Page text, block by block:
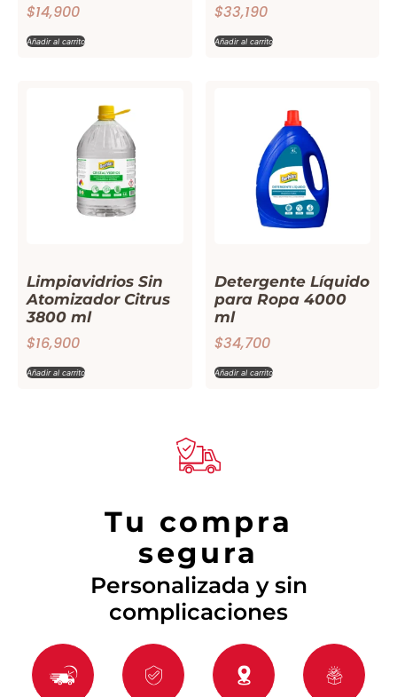
$14,900
Añadir al carrito
$33,190
Añadir al carrito
Limpiavidrios Sin
Atomizador Citrus
3800 ml
$16,900
Añadir al carrito
Detergente Líquido
para Ropa 4000
ml
$34,700
Añadir al carrito
Tu compra
segura
Personalizada y sin
complicaciones